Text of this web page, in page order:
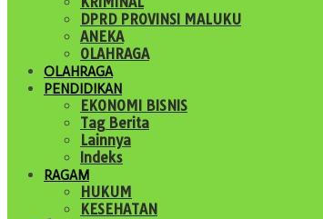
DPRD PROVINSI MALUKU
ANEKA
OLAHRAGA
OLAHRAGA
PENDIDIKAN
EKONOMI BISNIS
Tag Berita
Lainnya
Indeks
RAGAM
HUKUM
KESEHATAN